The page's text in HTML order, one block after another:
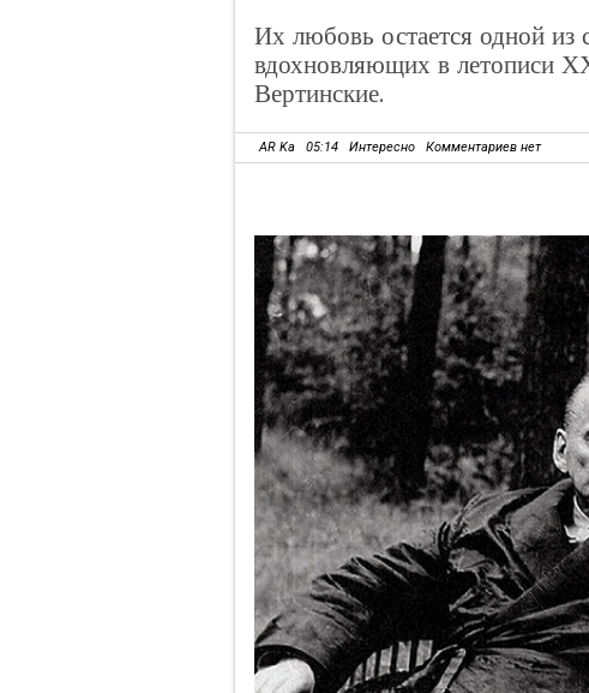
Их любовь остается одной
вдохновляющих в летописи
Вертинские.
AR Ka 05:14 Интересно Комментариев нет